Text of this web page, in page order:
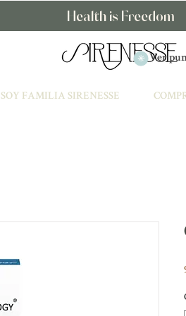
Health is Freedom
Ver
SOY FAMILIA SIRENESSE